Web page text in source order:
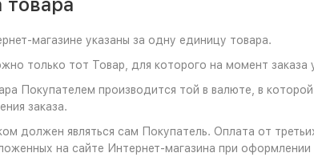
магазине указаны за одну единицу товара.
только тот Товар, для которого на момент
Покупателем производится той в валюте, в
заказа.
должен являться сам Покупатель. Оплата от
на сайте Интернет-магазина при